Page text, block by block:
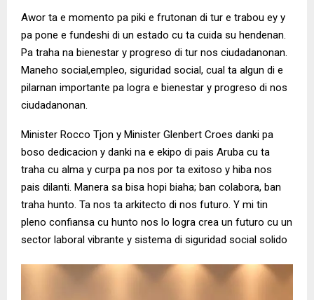
Awor ta e momento pa piki e frutonan di tur e trabou ey y
pa pone e fundeshi di un estado cu ta cuida su hendenan.
Pa traha na bienestar y progreso di tur nos ciudadanonan.
Maneho social,empleo, siguridad social, cual ta algun di e
pilarnan importante pa logra e bienestar y progreso di nos
ciudadanonan.
Minister Rocco Tjon y Minister Glenbert Croes danki pa
boso dedicacion y danki na e ekipo di pais Aruba cu ta
traha cu alma y curpa pa nos por ta exitoso y hiba nos
pais dilanti. Manera sa bisa hopi biaha; ban colabora, ban
traha hunto. Ta nos ta arkitecto di nos futuro. Y mi tin
pleno confiansa cu hunto nos lo logra crea un futuro cu un
sector laboral vibrante y sistema di siguridad social solido